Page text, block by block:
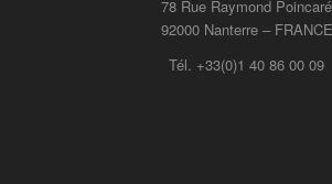
78 Rue Raymond Poincaré
92000 Nanterre – FRANCE
Tél. +33(0)1 40 86 00 09